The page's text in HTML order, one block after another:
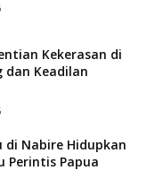
Kekerasan di
dan Keadilan
di Nabire Hidupkan
Perintis Papua